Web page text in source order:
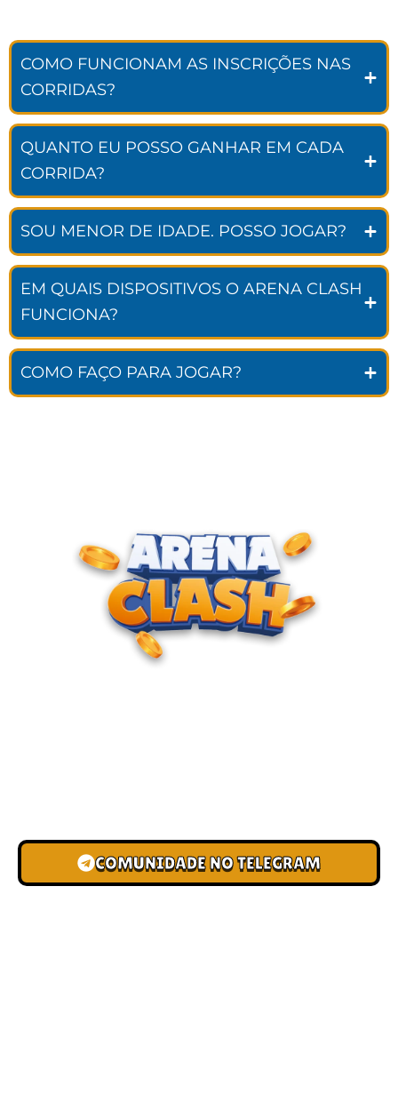
COMO FUNCIONAM AS INSCRIÇÕES NAS
CORRIDAS?
QUANTO EU POSSO GANHAR EM CADA
CORRIDA?
SOU MENOR DE IDADE. POSSO JOGAR?
EM QUAIS DISPOSITIVOS O ARENA CLASH
FUNCIONA?
COMO FAÇO PARA JOGAR?
COMUNIDADE NO TELEGRAM